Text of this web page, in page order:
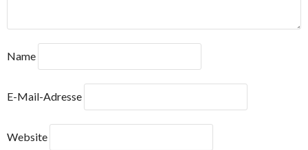
Name
E-Mail-Adresse
Website